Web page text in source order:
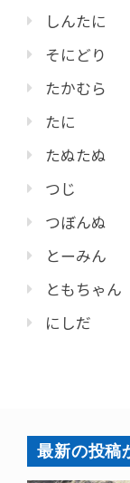
しんたに
そにどり
たかむら
たに
たぬたぬ
つじ
つぼんぬ
とーみん
ともちゃん
にしだ
最新の投稿